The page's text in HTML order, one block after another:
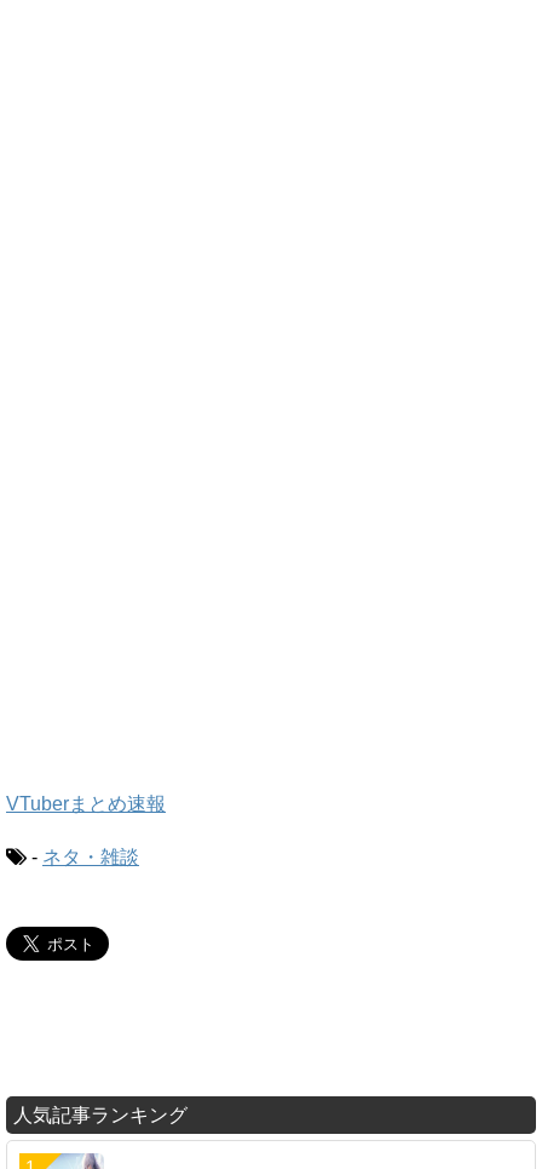
VTuberまとめ速報
- ネタ・雑談
人気記事ランキング